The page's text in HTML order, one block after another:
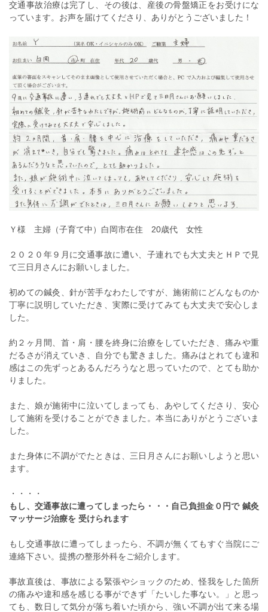
交通事故治療は完了し、その後は、産後の骨盤矯正をお受けにな
っています。お声を届けてくださり、ありがとうございました！
Ｙ様 主婦（子育て中）白岡市在住 20歳代 女性
２０２０年９月に交通事故に遭い、子連れでも大丈夫とＨＰで見
て三日月さんにお願いしました。
初めての鍼灸、針が苦手なわたしですが、施術前にどんなものか
丁寧に説明していただき、実際に受けてみても大丈夫で安心しま
した。
約２ヶ月間、首・肩・腰を終身に治療をしていただき、痛みや重
だるさが消えていき、自分でも驚きました。痛みはとれても違和
感はこの先ずっとあるんだろうなと思っていたので、とても助か
りました。
また、娘が施術中に泣いてしまっても、あやしてくださり、安心
して施術を受けることができました。本当にありがとうございま
した。
また身体に不調がでたときは、三日月さんにお願いしようと思い
ます。
・・・・
もし、交通事故に遭ってしまったら・・・自己負担金０円で 鍼灸
マッサージ治療を 受けられます
もし交通事故に遭ってしまったら、不調が無くてもすぐ当院にご
連絡下さい。提携の整形外科をご紹介します。
事故直後は、事故による緊張やショックのため、怪我をした箇所
の痛みや違和感を感じる事ができず「たいした事ない。」と思っ
ても、数日して気分が落ち着いた頃から、強い不調が出て来る場